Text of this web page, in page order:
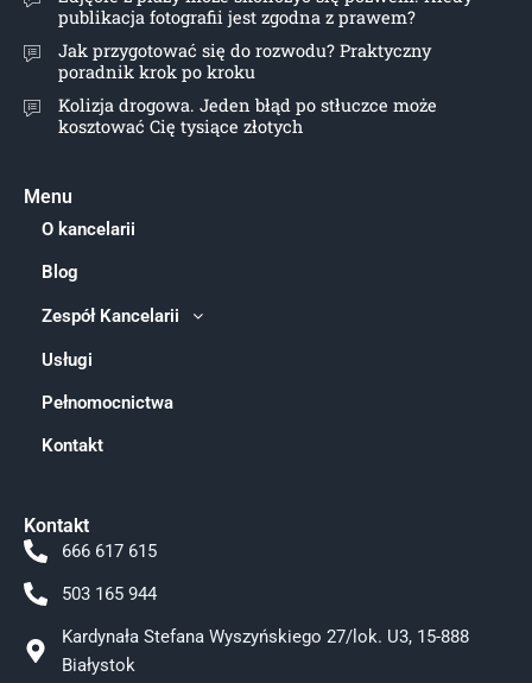
publikacja fotografii jest zgodna z prawem?
Jak przygotować się do rozwodu? Praktyczny
poradnik krok po kroku
Kolizja drogowa. Jeden błąd po stłuczce może
kosztować Cię tysiące złotych
Menu
O kancelarii
Blog
Zespół Kancelarii
Usługi
Pełnomocnictwa
Kontakt
Kontakt
666 617 615
503 165 944
Kardynała Stefana Wyszyńskiego 27/lok. U3, 15-888
Białystok